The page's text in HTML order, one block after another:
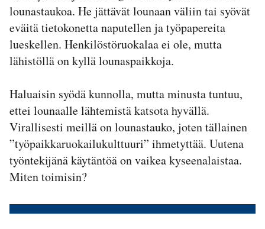
lounastaukoa. He jättävät lounaan väliin tai syövät
eväitä tietokonetta naputellen ja työpapereita
lueskellen. Henkilöstöruokalaa ei ole, mutta
lähistöllä on kyllä lounaspaikkoja.
Haluaisin syödä kunnolla, mutta minusta tuntuu,
ettei lounaalle lähtemistä katsota hyvällä.
Virallisesti meillä on lounastauko, joten tällainen
”työpaikkaruokailukulttuuri” ihmetyttää. Uutena
työntekijänä käytäntöä on vaikea kyseenalaistaa.
Miten toimisin?